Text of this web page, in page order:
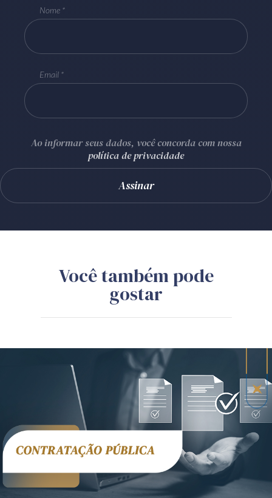
Nome
Email
Ao informar seus dados, você concorda com nossa
política de privacidade
Você também pode
gostar